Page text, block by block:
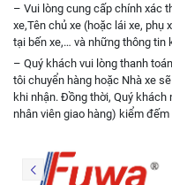
– Vui lòng cung cấp chính xác
xe,Tên chủ xe (hoặc lái xe, phụ
tại bến xe,… và những thông tin
– Quý khách vui lòng thanh
tôi chuyển hàng hoặc Nhà xe
khi nhận. Đồng thời, Quý
nhân viên giao hàng) kiểm